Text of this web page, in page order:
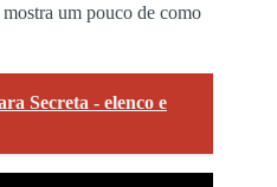
um pouco de como
Secreta - elenco e